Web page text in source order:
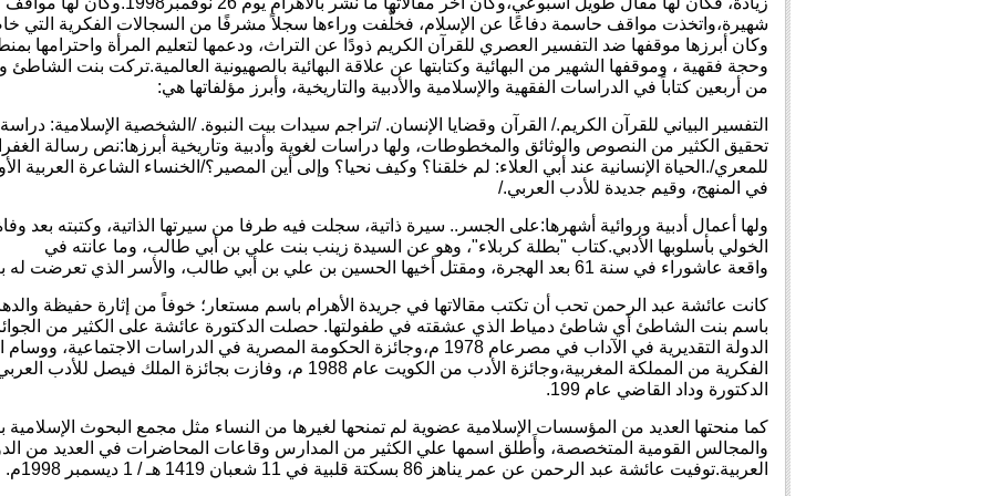
شهيرة،واتخذت مواقف حاسمة دفاعًا عن الإسلام، فخلّفت وراءها سجلاً مشرفًا من السجالات الفكرية التي
وكان أبرزها موقفها ضد التفسير العصري للقرآن الكريم ذودًا عن التراث، ودعمها لتعليم المرأة واحترامها
وحجة فقهية ، وموقفها الشهير من البهائية وكتابتها عن علاقة البهائية بالصهيونية العالمية.تركت بنت الشاطئ
من أربعين كتاباً في الدراسات الفقهية والإسلامية والأدبية والتاريخية، وأبرز مؤلفاتها هي:
التفسير البياني للقرآن الكريم./ القرآن وقضايا الإنسان. /تراجم سيدات بيت النبوة. /الشخصية الإسلامية: دراسة
تحقيق الكثير من النصوص والوثائق والمخطوطات، ولها دراسات لغوية وأدبية وتاريخية أبرزها:نص رسالة
للمعري/.الحياة الإنسانية عند أبي العلاء: لم خلقنا؟ وكيف نحيا؟ وإلى أين المصير؟/ الخنساء الشاعرة العربية
في المنهج، وقيم جديدة للأدب العربي./
ولها أعمال أدبية وروائية أشهرها:على الجسر.. سيرة ذاتية، سجلت فيه طرفا من سيرتها الذاتية، وكتبته بعد
الخولي بأسلوبها الأدبي.كتاب "بطلة كربلاء"، وهو عن السيدة زينب بنت علي بن أبي طالب، وما عانته في
واقعة عاشوراء في سنة 61 بعد الهجرة، ومقتل أخيها الحسين بن علي بن أبي طالب، والأسر الذي تعرضت له بعد ذلك.
كانت عائشة عبد الرحمن تحب أن تكتب مقالاتها في جريدة الأهرام باسم مستعار ؛ خوفاً من إثارة حفيظة
باسم بنت الشاطئ أي شاطئ دمياط الذي عشقته في طفولتها. حصلت الدكتورة عائشة على الكثير من
الدولة التقديرية في الآداب
في مصرعام 1978 م،وجائزة الحكومة المصرية في الدراسات الاجتماعية،
الفكرية من المملكة المغربية،وجائزة الأدب من الكويت عام 1988 م، وفازت بجائزة الملك فيصل للأدب
الدكتورة وداد القاضي عام 199.
كما منحتها العديد من المؤسسات الإسلامية عضوية لم تمنحها لغيرها من النساء مثل مجمع البحوث الإسلامية
والمجالس القومية المتخصصة، وأَطلق اسمها علي الكثير من المدارس وقاعات المحاضرات في العديد من
العربية.توفيت عائشة عبد الرحمن عن عمر يناهز 86 بسكتة قلبية في 11 شعبان 1419 هـ / 1 ديسمبر 1998م.